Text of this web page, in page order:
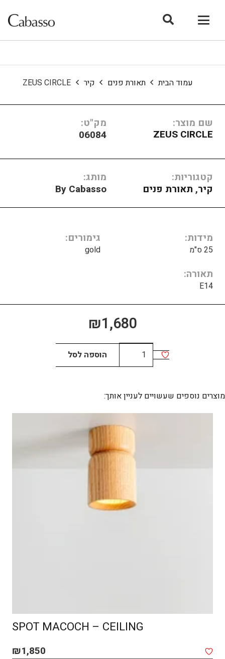
עמוד הבית תאורת פנים קיר ZEUS CIRCLE
שם מוצר:
ZEUS CIRCLE
מק"ט:
06084
קטגוריות:
קיר, תאורת פנים
מותג:
By Cabasso
מידות
25 ס"מ
גימורים
gold
תאורה
E14
₪1,680
כמות
של
CIRCLE
הוספה לסל
מוצרים נוספים שעשויים לעניין אותך:
SPOT MACOCH – CEILING
₪1,850